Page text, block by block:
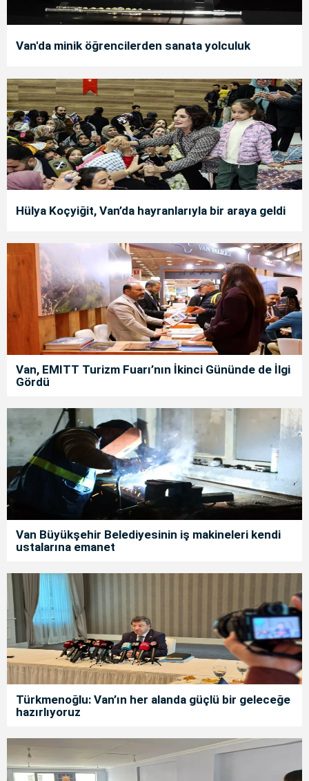
Van'da minik öğrencilerden sanata yolculuk
Hülya Koçyiğit, Van’da hayranlarıyla bir araya geldi
Van, EMITT Turizm Fuarı’nın İkinci Gününde de İlgi
Gördü
Van Büyükşehir Belediyesinin iş makineleri kendi
ustalarına emanet
Türkmenoğlu: Van’ın her alanda güçlü bir geleceğe
hazırlıyoruz